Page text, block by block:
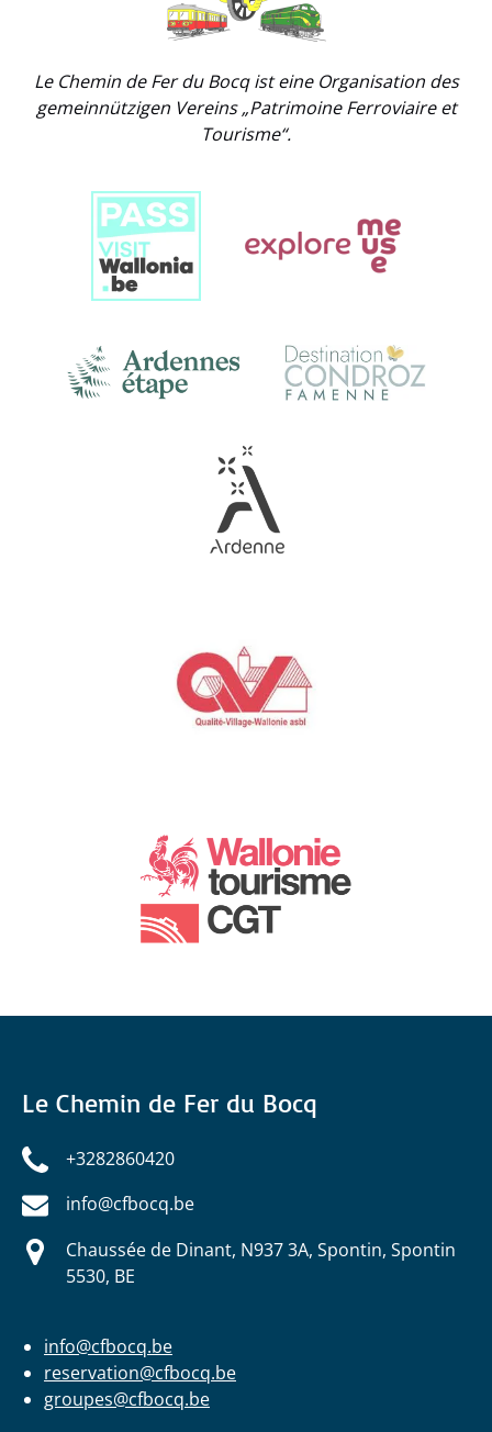
Le Chemin de Fer du Bocq ist eine Organisation des
gemeinnützigen Vereins „Patrimoine Ferroviaire et
Tourisme“.
Le Chemin de Fer du Bocq
+3282860420
info@cfbocq.be
Chaussée de Dinant, N937 3A, Spontin, Spontin
5530, BE
info@cfbocq.be
reservation@cfbocq.be
groupes@cfbocq.be